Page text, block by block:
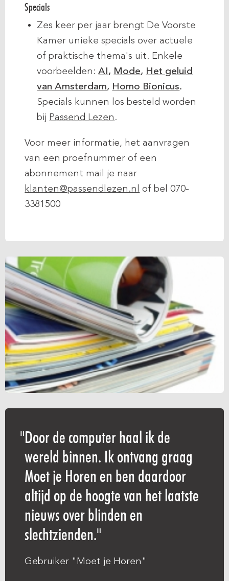
Specials
Zes keer per jaar brengt De Voorste
Kamer unieke specials over actuele
of praktische thema's uit. Enkele
voorbeelden:AI, Mode, Het geluid
van Amsterdam, Homo Bionicus.
Specials kunnen los besteld worden
bij Passend Lezen .
Voor meer informatie, het aanvragen
van een proefnummer of een
abonnement mail je naar
klanten@passendlezen.nl of bel 070-
3381500
Door de computer haal ik de
wereld binnen. Ik ontvang graag
Moet je Horen en ben daardoor
altijd op de hoogte van het laatste
nieuws over blinden en
slechtzienden.
Gebruiker "Moet je Horen"